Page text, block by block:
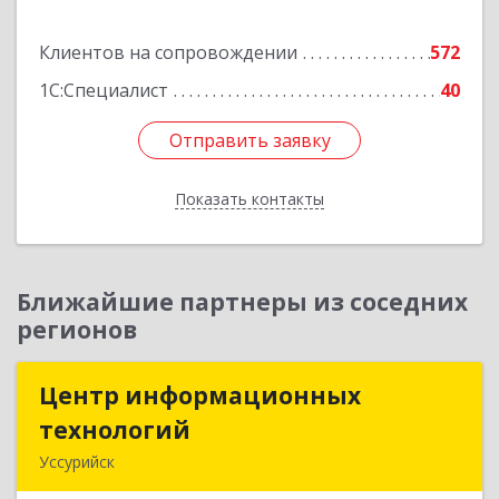
Клиентов на сопровождении
572
1С:Специалист
40
Отправить заявку
Показать контакты
Отправить заявку
Назад
Ближайшие партнеры из соседних
регионов
Центр информационных
технологий
Уссурийск
Центр информационных